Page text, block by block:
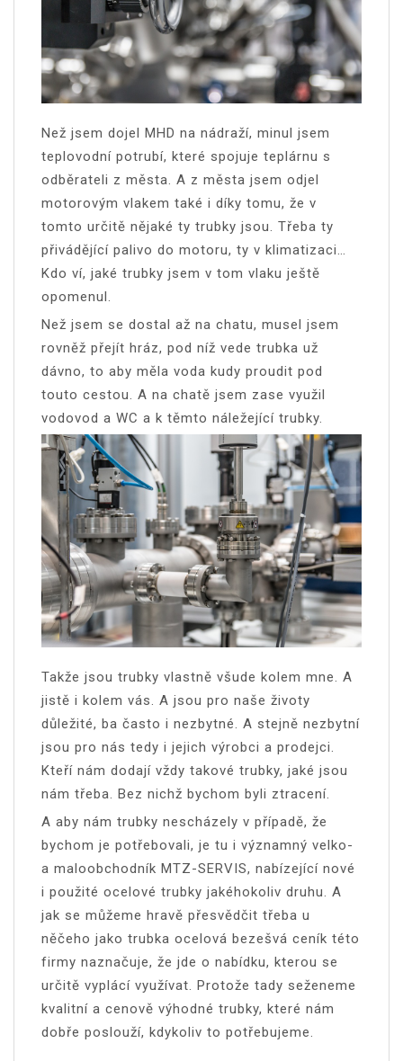
Než jsem dojel MHD na nádraží, minul jsem
teplovodní potrubí, které spojuje teplárnu s
odběrateli z města. A z města jsem odjel
motorovým vlakem také i díky tomu, že v
tomto určitě nějaké ty trubky jsou. Třeba ty
přivádějící palivo do motoru, ty v klimatizaci…
Kdo ví, jaké trubky jsem v tom vlaku ještě
opomenul.
Než jsem se dostal až na chatu, musel jsem
rovněž přejít hráz, pod níž vede trubka už
dávno, to aby měla voda kudy proudit pod
touto cestou. A na chatě jsem zase využil
vodovod a WC a k těmto náležející trubky.
Takže jsou trubky vlastně všude kolem mne. A
jistě i kolem vás. A jsou pro naše životy
důležité, ba často i nezbytné. A stejně nezbytní
jsou pro nás tedy i jejich výrobci a prodejci.
Kteří nám dodají vždy takové trubky, jaké jsou
nám třeba. Bez nichž bychom byli ztracení.
A aby nám trubky nescházely v případě, že
bychom je potřebovali, je tu i významný velko-
a maloobchodník MTZ-SERVIS, nabízející nové
i použité ocelové trubky jakéhokoliv druhu. A
jak se můžeme hravě přesvědčit třeba u
něčeho jako trubka ocelová bezešvá ceník této
firmy naznačuje, že jde o nabídku, kterou se
určitě vyplácí využívat. Protože tady seženeme
kvalitní a cenově výhodné trubky, které nám
dobře poslouží, kdykoliv to potřebujeme.